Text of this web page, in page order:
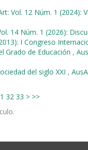
Vol. 12 Núm. 1 (2024):
14 Núm. 1 (2026):
I Congreso
Grado de Educación ,
del siglo XXI ,
32 33 > >>